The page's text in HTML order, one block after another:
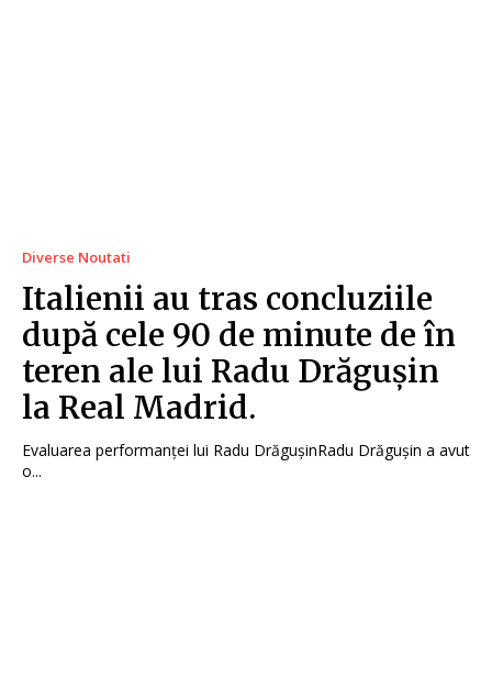
Diverse Noutati
Italienii au tras concluziile
după cele 90 de minute de în
teren ale lui Radu Drăgușin
la Real Madrid.
Evaluarea performanței lui Radu DrăgușinRadu Drăgușin a avut
o...